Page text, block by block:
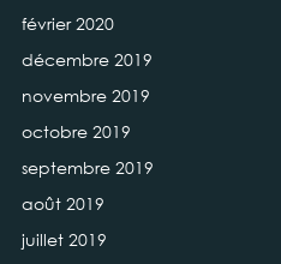
février 2020
décembre 2019
novembre 2019
octobre 2019
septembre 2019
août 2019
juillet 2019